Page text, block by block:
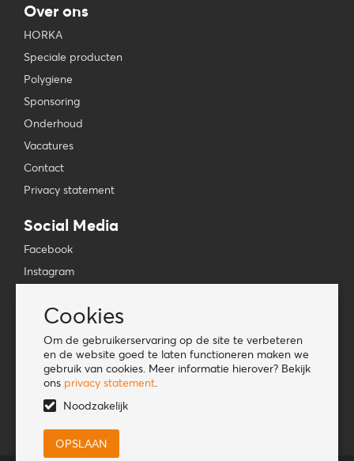
Cookies
Om de gebruikerservaring op de site te verbeteren
en de website goed te laten functioneren maken we
gebruik van cookies. Meer informatie hierover? Bekijk
ons privacy statement.
Noodzakelijk
Over ons
HORKA
Speciale producten
Polygiene
Sponsoring
Onderhoud
Vacatures
Contact
Privacy statement
Social Media
Facebook
Instagram
TikTok
Tools
Lookbook
Nieuwe klant